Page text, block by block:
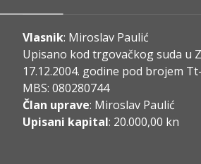
Vlasnik: Miroslav Paulić
Upisano kod trgovačkog suda u
17.12.2004. godine pod brojem
MBS: 080280744
Član uprave: Miroslav Paulić
Upisani kapital: 20.000,00 kn